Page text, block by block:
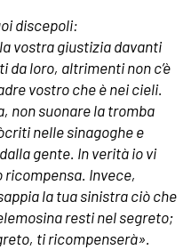
discepoli:
vostra giustizia davanti
da loro, altrimenti non c’è
vostro che è nei cieli.
non suonare la tromba
nelle sinagoghe e
gente. In verità io vi
Invece,
la tua sinistra ciò che
resti nel segreto;
ti ricompenserà».